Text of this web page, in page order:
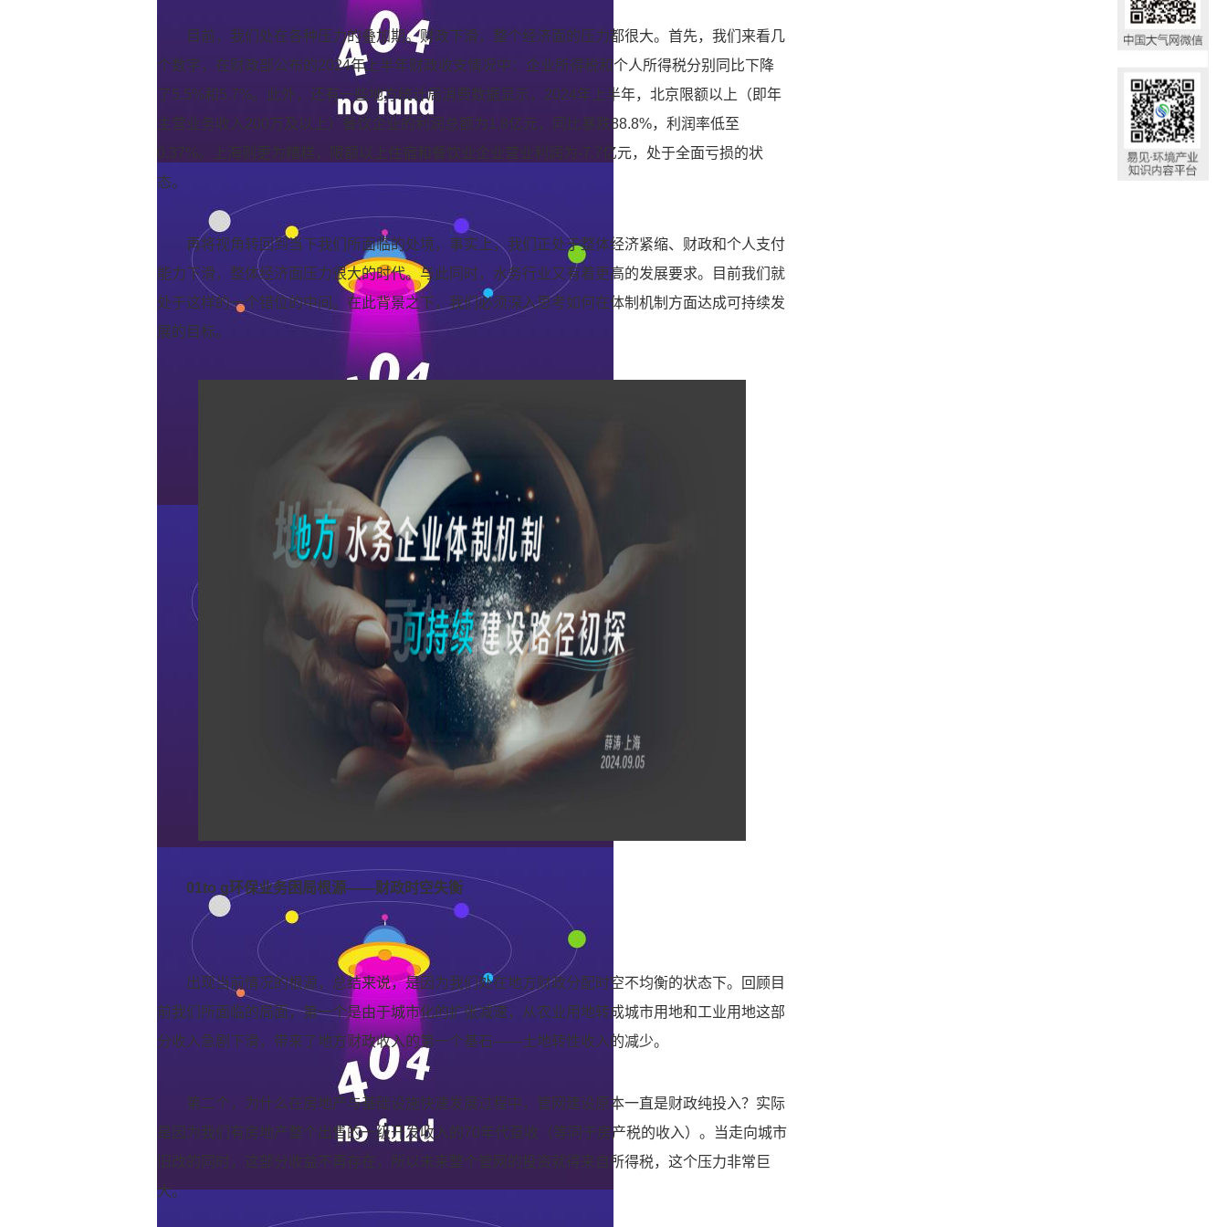
目前，我们处在各种压力的叠加期。财政下滑，整个经济面的压力都很大。首先，我们来看几
个数字，在财政部公布的2024年上半年财政收支情况中：企业所得税和个人所得税分别同比下降
了5.5%和5.7%。此外，还有一些地方统计局消费数据显示，2024年上半年，北京限额以上（即年
主营业务收入200万及以上）餐饮企业的利润总额为1.8亿元，同比暴跌88.8%，利润率低至
0.37%。上海则更为糟糕，限额以上住宿和餐饮业企业营业利润为-7.7亿元，处于全面亏损的状
态。
再将视角转回到当下我们所面临的处境，事实上，我们正处于整体经济紧缩、财政和个人支付
能力下滑，整体经济面压力很大的时代。与此同时，水务行业又有着更高的发展要求。目前我们就
处于这样的一个错位的中间。在此背景之下，我们必须深入思考如何在体制机制方面达成可持续发
展的目标。
01to g环保业务困局根源——财政时空失衡
出现当前情况的根源，总结来说，是因为我们处在地方财政分配时空不均衡的状态下。回顾目
前我们所面临的局面，第一个是由于城市化的扩张减速，从农业用地转成城市用地和工业用地这部
分收入急剧下滑，带来了地方财政收入的第一个基石——土地转性收入的减少。
第二个，为什么在房地产与基础设施快速发展过程中，管网建设原本一直是财政纯投入？实际
是因为我们有房地产整个出售的一级开发收入的70年代趸收（等同于房产税的收入）。当走向城市
旧改的同时，这部分收益不再存在，所以未来整个管网的投资就得来自所得税，这个压力非常巨
大。